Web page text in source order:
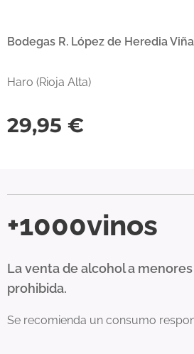
Bodegas R. López de Heredia
Haro (Rioja Alta)
29,95 €
+1000vinos
La venta de alcohol a
prohibida.
Se recomienda un consumo